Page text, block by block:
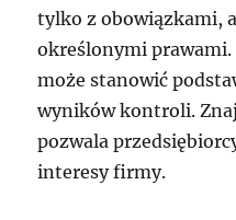
tylko z obowiązkami,
określonymi
może stanowić
wyników kontroli.
pozwala
interesy firmy.